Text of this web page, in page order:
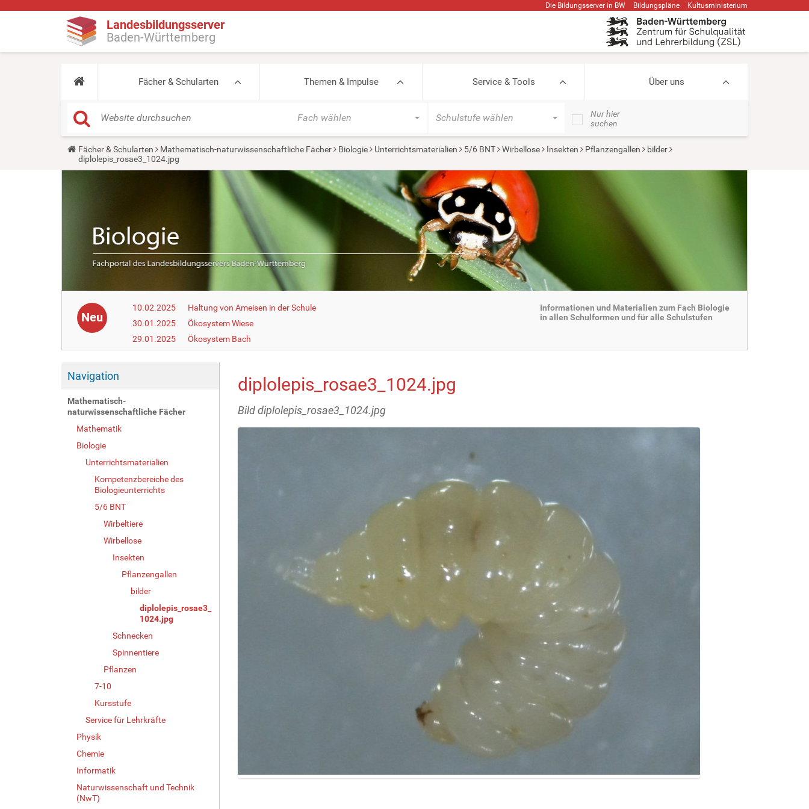
Die Bildungsserver in BW Bildungspläne Kultusministerium
Landesbildungsserver
Baden-Württemberg
Fächer & Schularten Themen & Impulse Service & Tools Über uns
Fach wählen Schulstufe wählen
Nur hier
suchen
Y
u
Fächer & Schularten Mathematisch-naturwissenschaftliche Fächer Biologie Unterrichtsmaterialien 5/6 BNT Wirbellose Insekten Pflanzengallen
bilder
diplolepis_rosae3_1024.jpg
Neu
10.02.2025
Haltung von Ameisen in der Schule
30.01.2025
Ökosystem Wiese
29.01.2025
Ökosystem Bach
Informationen und Materialien zum Fach Biologie
in allen Schulformen und für alle Schulstufen
Navigation
Mathematisch-
naturwissenschaftliche Fächer
Mathematik
Biologie
Unterrichtsmaterialien
Kompetenzbereiche des
Biologieunterrichts
5/6 BNT
Wirbeltiere
Wirbellose
Insekten
Pflanzengallen
bilder
diplolepis_rosae3_
1024.jpg
Schnecken
Spinnentiere
Pflanzen
7-10
Kursstufe
Service für Lehrkräfte
Physik
Chemie
Informatik
Naturwissenschaft und Technik
(NwT)
diplolepis_rosae3_1024.jpg
Bild diplolepis_rosae3_1024.jpg